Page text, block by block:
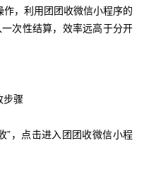
，利用团团收微信小程序的
次性结算，效率远高于分开
步骤
”，点击进入团团收微信小程